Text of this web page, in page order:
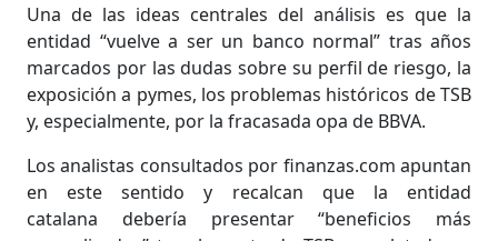
Una de las ideas centrales del análisis es que la
entidad “vuelve a ser un banco normal” tras años
marcados por las dudas sobre su perfil de riesgo, la
exposición a pymes, los problemas históricos de TSB
y, especialmente, por la fracasada opa de BBVA.
Los analistas consultados por finanzas.com apuntan
en este sentido y recalcan que la entidad
catalana debería presentar “beneficios más